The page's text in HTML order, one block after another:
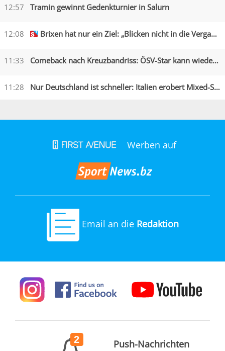
12:57 Tramin gewinnt Gedenkturnier in Salurn
12:08 Brixen hat nur ein Ziel: „Blicken nicht in die Vergangenheit“
11:33 Comeback nach Kreuzbandriss: ÖSV-Star kann wieder lachen
11:28 Nur Deutschland ist schneller: Italien erobert Mixed-Silber
Werben auf
Email an die Redaktion
2 Push-Nachrichten